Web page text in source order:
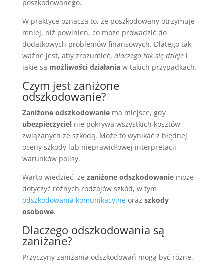
poszkodowanego.
W praktyce oznacza to, że poszkodowany otrzymuje
mniej, niż powinien, co może prowadzić do
dodatkowych problemów finansowych. Dlatego tak
ważne jest, aby zrozumieć, dlaczego tak się dziejei
jakie są możliwości działaniaw takich przypadkach.
Czym jest zaniżone
odszkodowanie?
Zaniżone odszkodowaniema miejsce, gdy
ubezpieczycielnie pokrywa wszystkich kosztów
związanych ze szkodą. Może to wynikać z błędnej
oceny szkody lub nieprawidłowej interpretacji
warunków polisy.
Warto wiedzieć, że zaniżone odszkodowaniemoże
dotyczyć różnych rodzajów szkód, w tym
odszkodowania komunikacyjneoraz szkody
osobowe.
Dlaczego odszkodowania są
zaniżane?
Przyczyny zaniżania odszkodowań mogą być różne.